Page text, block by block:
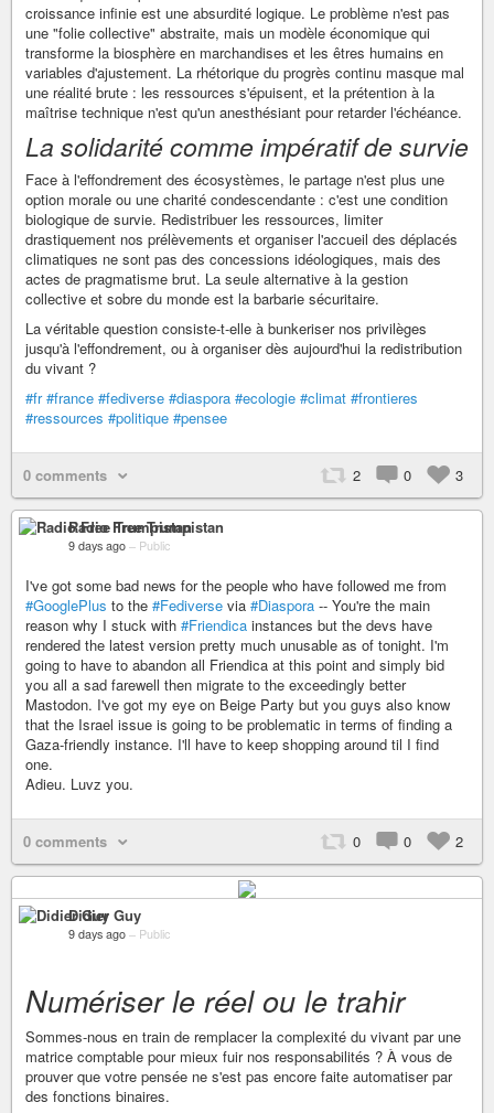
croissance infinie est une absurdité logique. Le problème n'est pas
une "folie collective" abstraite, mais un modèle économique qui
transforme la biosphère en marchandises et les êtres humains en
variables d'ajustement. La rhétorique du progrès continu masque mal
une réalité brute : les ressources s'épuisent, et la prétention à la
maîtrise technique n'est qu'un anesthésiant pour retarder l'échéance.
La solidarité comme impératif de survie
Face à l'effondrement des écosystèmes, le partage n'est plus une
option morale ou une charité condescendante : c'est une condition
biologique de survie. Redistribuer les ressources, limiter
drastiquement nos prélèvements et organiser l'accueil des déplacés
climatiques ne sont pas des concessions idéologiques, mais des
actes de pragmatisme brut. La seule alternative à la gestion
collective et sobre du monde est la barbarie sécuritaire.
La véritable question consiste-t-elle à bunkeriser nos privilèges
jusqu'à l'effondrement, ou à organiser dès aujourd'hui la redistribution
du vivant ?
#fr #france #fediverse #diaspora #ecologie #climat #frontieres
#ressources #politique #pensee
0 comments 2 0 3
Radio Free Trumpistan
9 days ago – Public
I've got some bad news for the people who have followed me from
#GooglePlus to the #Fediverse via #Diaspora -- You're the main
reason why I stuck with #Friendica instances but the devs have
rendered the latest version pretty much unusable as of tonight. I'm
going to have to abandon all Friendica at this point and simply bid
you all a sad farewell then migrate to the exceedingly better
Mastodon. I've got my eye on Beige Party but you guys also know
that the Israel issue is going to be problematic in terms of finding a
Gaza-friendly instance. I'll have to keep shopping around til I find
one.
Adieu. Luvz you.
0 comments 0 0 2
Didier Guy
9 days ago – Public
Numériser le réel ou le trahir
Sommes-nous en train de remplacer la complexité du vivant par une
matrice comptable pour mieux fuir nos responsabilités ? À vous de
prouver que votre pensée ne s'est pas encore faite automatiser par
des fonctions binaires.